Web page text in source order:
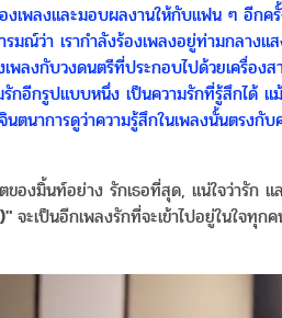
เพลงและมอบผลงานให้กับแฟน ๆ อีกค
ณ์ว่า เรากำลังร้องเพลงอยู่ท่ามกลางแ
ลงกับวงดนตรีที่ประกอบไปด้วยเครื่องส
อีกรูปแบบหนึ่ง เป็นความรักที่รู้สึกได้ แ
นาการดูว่าความรู้สึกในเพลงนั้นตรงกับ
องมิ้นท์อย่าง รักเธอที่สุด, แน่ใจว่ารัก
จะเป็นอีกเพลงรักที่จะเข้าไปอยู่ในใจทุ